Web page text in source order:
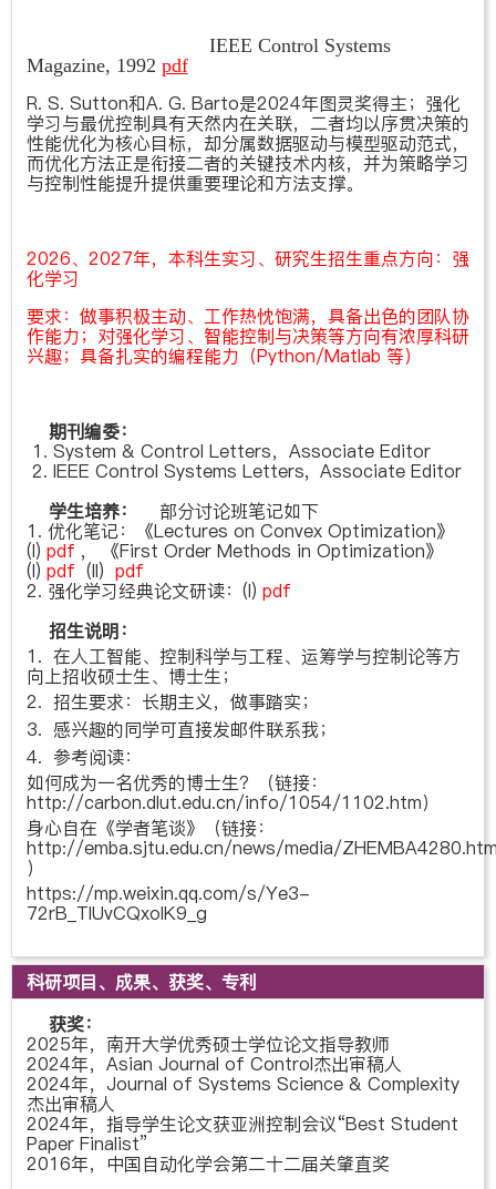
IEEE Control Systems
Magazine, 1992 pdf
R. S. Sutton和A. G. Barto是2024年图灵奖得主；强化
学习与最优控制具有天然内在关联，二者均以序贯决策的
性能优化为核心目标，却分属数据驱动与模型驱动范式，
而优化方法正是衔接二者的关键技术内核，并为策略学习
与控制性能提升提供重要理论和方法支撑。
2026、2027年，本科生实习、研究生招生重点方向：强
化学习
要求：做事积极主动、工作热忱饱满，具备出色的团队协
作能力；对强化学习、智能控制与决策等方向有浓厚科研
兴趣；具备扎实的编程能力（Python/Matlab 等）
期刊编委：
1. System & Control Letters，Associate Editor
2. IEEE Control Systems Letters, Associate Editor
学生培养：
部分讨论班笔记如下
1. 优化笔记：《Lectures on Convex Optimization》
(I) pdf , 《First­ Order Methods in Optimization》
(I) pdf (II) pdf
2. 强化学习经典论文研读：(I) pdf
招生说明：
1. 在人工智能、控制科学与工程、运筹学与控制论等方
向上招收硕士生、博士生；
2. 招生要求：长期主义，做事踏实；
3. 感兴趣的同学可直接发邮件联系我；
4. 参考阅读：
如何成为一名优秀的博士生？（链接：
http://carbon.dlut.edu.cn/info/1054/1102.htm）
身心自在《学者笔谈》（链接：
http://emba.sjtu.edu.cn/news/media/
）
https://mp.weixin.qq.com/s/Ye3-
72rB_TIUvCQxoIK9_g
科研项目、成果、获奖、专利
获奖：
2025年，南开大学优秀硕士学位论文指导教师
2024年，Asian Journal of Control杰出审稿人
2024年，Journal of Systems Science & Complexity
杰出审稿人
2024年，指导学生论文获亚洲控制会议“Best Student
Paper Finalist”
2016年，中国自动化学会第二十二届关肇直奖